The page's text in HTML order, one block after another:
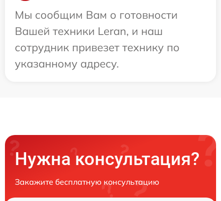
Мы сообщим Вам о готовности
Вашей техники Leran, и наш
сотрудник привезет технику по
указанному адресу.
Нужна консультация?
Закажите бесплатную консультацию